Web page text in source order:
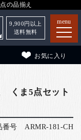
の品揃え
menu
お気に入り
9,900 円以上
送料無料
くま5点セット
番号 ARMR-181-CH